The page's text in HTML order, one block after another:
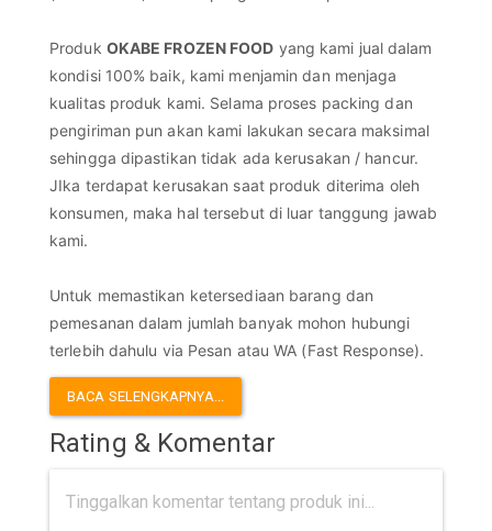
Produk OKABE FROZEN FOOD yang kami jual dalam
kondisi 100% baik, kami menjamin dan menjaga
kualitas produk kami. Selama proses packing dan
pengiriman pun akan kami lakukan secara maksimal
sehingga dipastikan tidak ada kerusakan / hancur.
JIka terdapat kerusakan saat produk diterima oleh
konsumen, maka hal tersebut di luar tanggung jawab
kami.
Untuk memastikan ketersediaan barang dan
pemesanan dalam jumlah banyak mohon hubungi
terlebih dahulu via Pesan atau WA (Fast Response).
BACA SELENGKAPNYA...
Rating & Komentar